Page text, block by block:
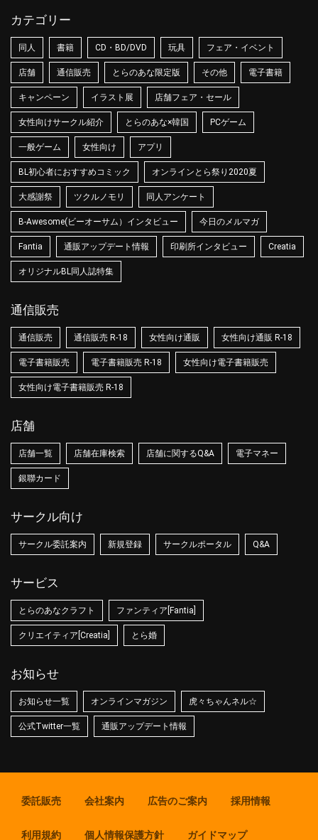
カテゴリー
同人 書籍 CD・BD/DVD 玩具 フェア・イベント
店舗 通信販売 とらのあな限定版 その他 電子書籍
キャンペーン イラスト展 店舗フェア・セール
女性向けサークル紹介 とらのあな×韓国 PCゲーム
一般ゲーム 女性向け アプリ
BL初心者におすすめコミック オンラインとら祭り2020夏
大感謝祭 ツクルノモリ 同人アンケート
B-Awesome(ビーオーサム）インタビュー 今日のメルマガ
Fantia 通販アップデート情報 印刷所インタビュー Creatia
オリジナルBL同人誌特集
通信販売
通信販売 通信販売 R-18 女性向け通販 女性向け通販 R-18
電子書籍販売 電子書籍販売 R-18 女性向け電子書籍販売
女性向け電子書籍販売 R-18
店舗
店舗一覧 店舗在庫検索 店舗に関するQ&A 電子マネー
銀聯カード
サークル向け
サークル委託案内 新規登録 サークルポータル Q&A
サービス
とらのあなクラフト ファンティア[Fantia]
クリエイティア[Creatia] とら婚
お知らせ
お知らせ一覧 オンラインマガジン 虎々ちゃんネル☆
公式Twitter一覧 通販アップデート情報
委託販売 会社案内 広告のご案内 採用情報
利用規約 個人情報保護方針 ガイドマップ